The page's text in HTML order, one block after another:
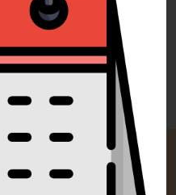
Od nejdražšího